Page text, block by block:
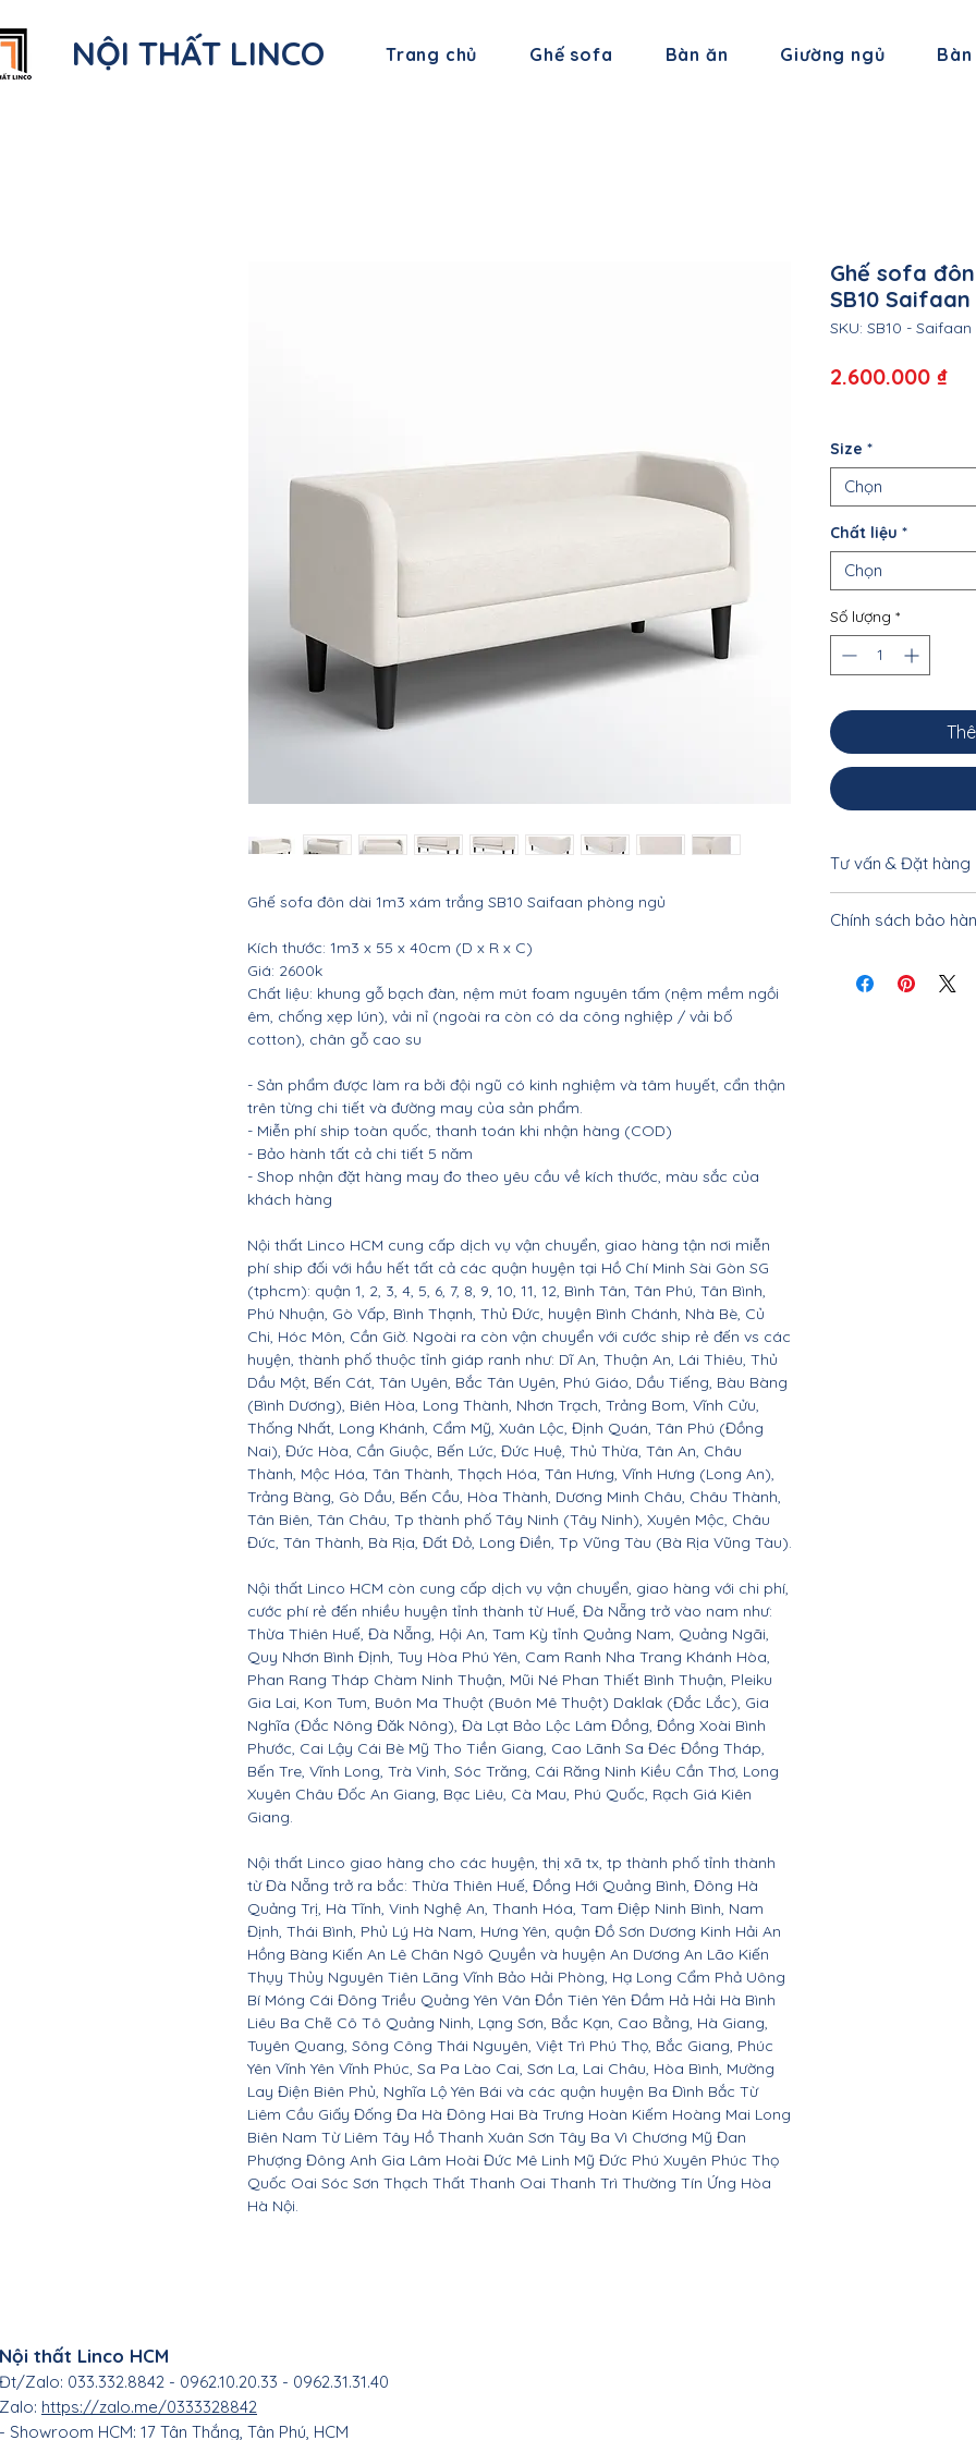
NỘI THẤT LINCO Trang chủ Ghế sofa Bàn ăn Giường ngủ
Ghế sofa đôn dài 1m3 xám trắng SB10 Saifaan phòng ngủ
Kích thước: 1m3 x 55 x 40cm (D x R x C)
Giá: 2600k
Chất liệu: khung gỗ bạch đàn, nệm mút foam nguyên tấm (nệm mềm ngồi
êm, chống xẹp lún), vải nỉ (ngoài ra còn có da công nghiệp / vải bố
cotton), chân gỗ cao su
- Sản phẩm được làm ra bởi đội ngũ có kinh nghiệm và tâm huyết, cẩn thận
trên từng chi tiết và đường may của sản phẩm.
- Miễn phí ship toàn quốc, thanh toán khi nhận hàng (COD)
- Bảo hành tất cả chi tiết 5 năm
- Shop nhận đặt hàng may đo theo yêu cầu về kích thước, màu sắc của
khách hàng
Nội thất Linco HCM cung cấp dịch vụ vận chuyển, giao hàng tận nơi miễn
phí ship đối với hầu hết tất cả các quận huyện tại Hồ Chí Minh Sài Gòn SG
(tphcm): quận 1, 2, 3, 4, 5, 6, 7, 8, 9, 10, 11, 12, Bình Tân, Tân Phú, Tân Bình,
Phú Nhuận, Gò Vấp, Bình Thạnh, Thủ Đức, huyện Bình Chánh, Nhà Bè, Củ
Chi, Hóc Môn, Cần Giờ. Ngoài ra còn vận chuyển với cước ship rẻ đến vs các
huyện, thành phố thuộc tỉnh giáp ranh như: Dĩ An, Thuận An, Lái Thiêu, Thủ
Dầu Một, Bến Cát, Tân Uyên, Bắc Tân Uyên, Phú Giáo, Dầu Tiếng, Bàu Bàng
(Bình Dương), Biên Hòa, Long Thành, Nhơn Trạch, Trảng Bom, Vĩnh Cửu,
Thống Nhất, Long Khánh, Cẩm Mỹ, Xuân Lộc, Định Quán, Tân Phú (Đồng
Nai), Đức Hòa, Cần Giuộc, Bến Lức, Đức Huệ, Thủ Thừa, Tân An, Châu
Thành, Mộc Hóa, Tân Thành, Thạch Hóa, Tân Hưng, Vĩnh Hưng (Long An),
Trảng Bàng, Gò Dầu, Bến Cầu, Hòa Thành, Dương Minh Châu, Châu Thành,
Tân Biên, Tân Châu, Tp thành phố Tây Ninh (Tây Ninh), Xuyên Mộc, Châu
Đức, Tân Thành, Bà Rịa, Đất Đỏ, Long Điền, Tp Vũng Tàu (Bà Rịa Vũng Tàu).
Nội thất Linco HCM còn cung cấp dịch vụ vận chuyển, giao hàng với chi phí,
cước phí rẻ đến nhiều huyện tỉnh thành từ Huế, Đà Nẵng trở vào nam như:
Thừa Thiên Huế, Đà Nẵng, Hội An, Tam Kỳ tỉnh Quảng Nam, Quảng Ngãi,
Quy Nhơn Bình Định, Tuy Hòa Phú Yên, Cam Ranh Nha Trang Khánh Hòa,
Phan Rang Tháp Chàm Ninh Thuận, Mũi Né Phan Thiết Bình Thuận, Pleiku
Gia Lai, Kon Tum, Buôn Ma Thuột (Buôn Mê Thuột) Daklak (Đắc Lắc), Gia
Nghĩa (Đắc Nông Đăk Nông), Đà Lạt Bảo Lộc Lâm Đồng, Đồng Xoài Bình
Phước, Cai Lậy Cái Bè Mỹ Tho Tiền Giang, Cao Lãnh Sa Đéc Đồng Tháp,
Bến Tre, Vĩnh Long, Trà Vinh, Sóc Trăng, Cái Răng Ninh Kiều Cần Thơ, Long
Xuyên Châu Đốc An Giang, Bạc Liêu, Cà Mau, Phú Quốc, Rạch Giá Kiên
Giang.
Nội thất Linco giao hàng cho các huyện, thị xã tx, tp thành phố tỉnh thành
từ Đà Nẵng trở ra bắc: Thừa Thiên Huế, Đồng Hới Quảng Bình, Đông Hà
Quảng Trị, Hà Tĩnh, Vinh Nghệ An, Thanh Hóa, Tam Điệp Ninh Bình, Nam
Định, Thái Bình, Phủ Lý Hà Nam, Hưng Yên, quận Đồ Sơn Dương Kinh Hải An
Hồng Bàng Kiến An Lê Chân Ngô Quyền và huyện An Dương An Lão Kiến
Thụy Thủy Nguyên Tiên Lãng Vĩnh Bảo Hải Phòng, Hạ Long Cẩm Phả Uông
Bí Móng Cái Đông Triều Quảng Yên Vân Đồn Tiên Yên Đầm Hả Hải Hà Bình
Liêu Ba Chẽ Cô Tô Quảng Ninh, Lạng Sơn, Bắc Kạn, Cao Bằng, Hà Giang,
Tuyên Quang, Sông Công Thái Nguyên, Việt Trì Phú Thọ, Bắc Giang, Phúc
Yên Vĩnh Yên Vĩnh Phúc, Sa Pa Lào Cai, Sơn La, Lai Châu, Hòa Bình, Mường
Lay Điện Biên Phủ, Nghĩa Lộ Yên Bái và các quận huyện Ba Đình Bắc Từ
Liêm Cầu Giấy Đống Đa Hà Đông Hai Bà Trưng Hoàn Kiếm Hoàng Mai Long
Biên Nam Từ Liêm Tây Hồ Thanh Xuân Sơn Tây Ba Vì Chương Mỹ Đan
Phượng Đông Anh Gia Lâm Hoài Đức Mê Linh Mỹ Đức Phú Xuyên Phúc Thọ
Quốc Oai Sóc Sơn Thạch Thất Thanh Oai Thanh Trì Thường Tín Ứng Hòa
Hà Nội.
Ghế sofa
SB10
SKU: SB10 - Saifaan
2.600.000 ₫Giá
Size *
Chọn
Chất liệu *
Chọn
Số lượng *
Tư vấn & Đặt hàng
khách vui lòng liên
Chính sách bảo
Nội thất Linco HCM
Đt/Zalo: 033.332.8842 - 0962.10.20.33 - 0962.31.31.40
Zalo: https://zalo.me/0333328842
- Showroom HCM: 17 Tân Thắng, Tân Phú, HCM